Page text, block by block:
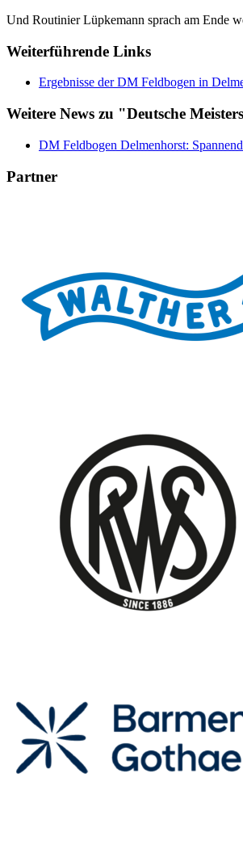
Und Routinier Lüpkemann sprach am Ende
Weiterführende Links
Ergebnisse der DM Feldbogen in
Weitere News zu "Deutsche
DM Feldbogen Delmenhorst:
Partner